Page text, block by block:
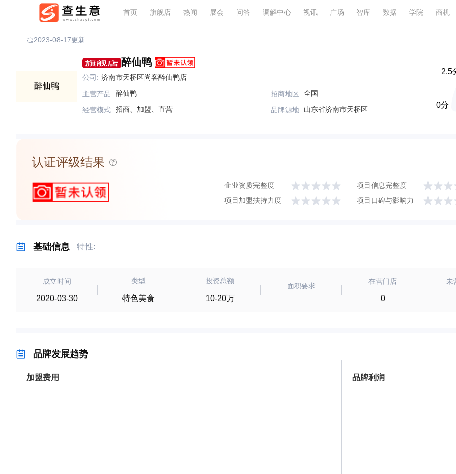
首页 旗舰店 热闻 展会 问答 调解中心 视讯 广场 智库 数据 学院 商机
2023-08-17更新
醉仙鸭
公司: 济南市天桥区尚客醉仙鸭店
主营产品: 醉仙鸭 招商地区: 全国
经营模式: 招商、加盟、直营 品牌源地: 山东省济南市天桥区
0分
2.5
认证评级结果
企业资质完整度
项目信息完整度
项目加盟扶持力度
项目口碑与影响力
基础信息 特性:
成立时间
2020-03-30
类型
特色美食
投资总额
10-20万
面积要求
在营门店
0
未
品牌发展趋势
加盟费用 品牌利润